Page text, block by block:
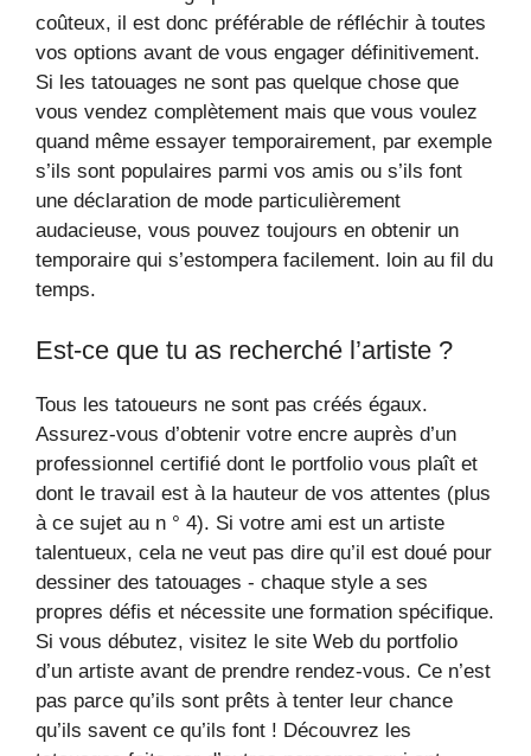
coûteux, il est donc préférable de réfléchir à toutes
vos options avant de vous engager définitivement.
Si les tatouages ​​ne sont pas quelque chose que
vous vendez complètement mais que vous voulez
quand même essayer temporairement, par exemple
s’ils sont populaires parmi vos amis ou s’ils font
une déclaration de mode particulièrement
audacieuse, vous pouvez toujours en obtenir un
temporaire qui s’estompera facilement. loin au fil du
temps.
Est-ce que tu as recherché l’artiste ?
Tous les tatoueurs ne sont pas créés égaux.
Assurez-vous d’obtenir votre encre auprès d’un
professionnel certifié dont le portfolio vous plaît et
dont le travail est à la hauteur de vos attentes (plus
à ce sujet au n ° 4). Si votre ami est un artiste
talentueux, cela ne veut pas dire qu’il est doué pour
dessiner des tatouages ​​- chaque style a ses
propres défis et nécessite une formation spécifique.
Si vous débutez, visitez le site Web du portfolio
d’un artiste avant de prendre rendez-vous. Ce n’est
pas parce qu’ils sont prêts à tenter leur chance
qu’ils savent ce qu’ils font ! Découvrez les